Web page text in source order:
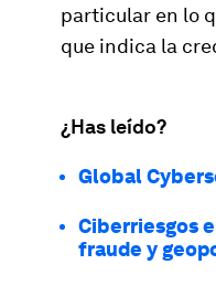
particular en lo
que indica la
¿Has leído?
Global
Ciberriesgos
fraude y